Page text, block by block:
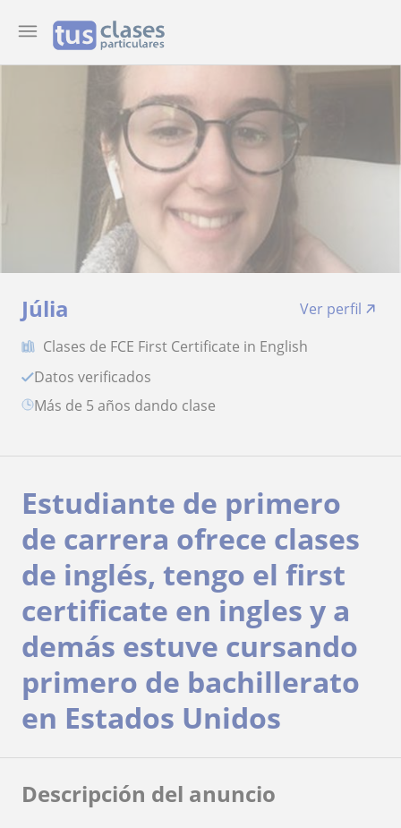
Júlia
Ver perfil
Clases de FCE First Certificate in English
Datos verificados
más de 5 años dando clase
Estudiante de primero
de carrera ofrece clases
de inglés, tengo el first
certificate en ingles y a
demás estuve cursando
primero de bachillerato
en Estados Unidos
Descripción del anuncio